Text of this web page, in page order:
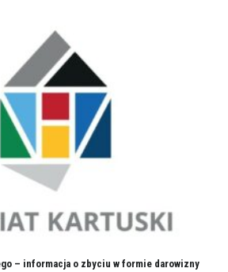
– informacja o zbyciu w formie darowizny